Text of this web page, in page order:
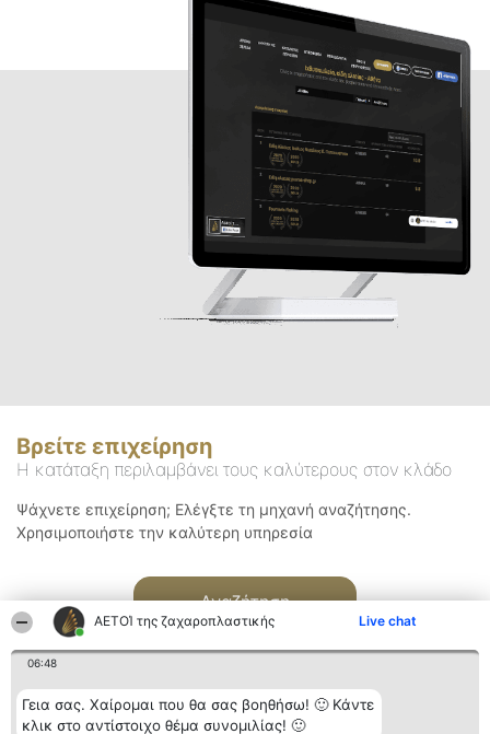
ΑΕΤΟΊ της ζαχαροπλαστικής Live chat
06:48
Γεια σας. Χαίρομαι που θα σας βοηθήσω! 🙂 Κάντε
κλικ στο αντίστοιχο θέμα συνομιλίας! 🙂
Βρείτε επιχείρηση
Η κατάταξη περιλαμβάνει τους καλύτερους στον κλάδο
Ψάχνετε επιχείρηση; Ελέγξτε τη μηχανή αναζήτησης.
Χρησιμοποιήστε την καλύτερη υπηρεσία
Αναζήτηση